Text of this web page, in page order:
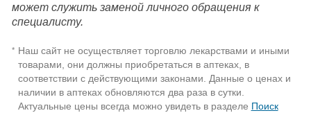
может служить заменой личного обращения к
специалисту.
* Наш сайт не осуществляет торговлю лекарствами и иными
товарами, они должны приобретаться в аптеках, в
соответствии с действующими законами. Данные о ценах и
наличии в аптеках обновляются два раза в сутки.
Актуальные цены всегда можно увидеть в разделе Поиск